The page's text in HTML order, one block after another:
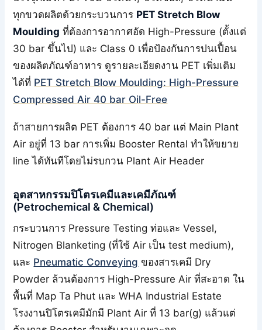
ทุกขวดผลิตด้วยกระบวนการ PET Stretch Blow
Moulding ที่ต้องการอากาศอัด High-Pressure (ตั้งแต่
30 bar ขึ้นไป) และ Class 0 เพื่อป้องกันการปนเปื้อน
ของผลิตภัณฑ์อาหาร ดูรายละเอียดงาน PET เพิ่มเติม
ได้ที่ PET Stretch Blow Moulding: High-Pressure
Compressed Air 40 bar Oil-Free
ถ้าสายการผลิต PET ต้องการ 40 bar แต่ Main Plant
Air อยู่ที่ 13 bar การเพิ่ม Booster Rental ทำให้ขยาย
line ได้ทันทีโดยไม่รบกวน Plant Air Header
อุตสาหกรรมปิโตรเคมีและเคมีภัณฑ์
(Petrochemical & Chemical)
กระบวนการ Pressure Testing ท่อและ Vessel,
Nitrogen Blanketing (ที่ใช้ Air เป็น test medium),
และ Pneumatic Conveying ของสารเคมี Dry
Powder ล้วนต้องการ High-Pressure Air ที่สะอาด ใน
พื้นที่ Map Ta Phut และ WHA Industrial Estate
โรงงานปิโตรเคมีมักมี Plant Air ที่ 13 bar(g) แล้วแต่